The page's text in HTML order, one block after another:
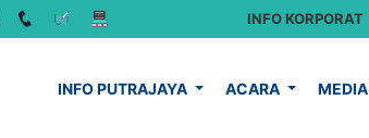
INFO KORPORAT
INFO PUTRAJAYA ACARA MEDIA